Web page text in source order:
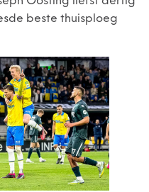
beste thuisploeg